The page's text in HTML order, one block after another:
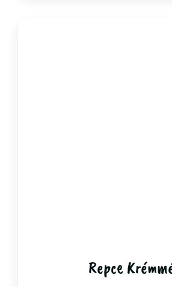
Repce